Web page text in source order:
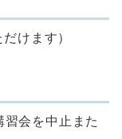
けます）
会を中止また